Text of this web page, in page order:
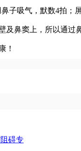
吸气，默数4拍；
窦上，所以通过
！
碍专